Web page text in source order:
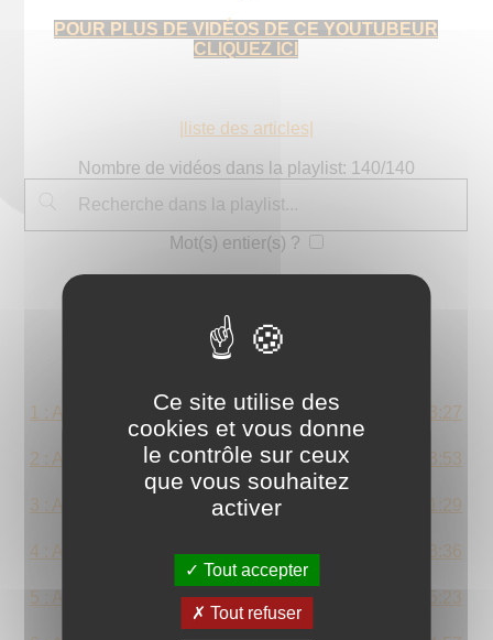
Ce site utilise des
cookies et vous donne
le contrôle sur ceux
que vous souhaitez
activer
Tout accepter
Tout refuser